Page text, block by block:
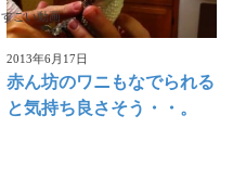
すごい動画
2013年6月17日
赤ん坊のワニもなでられる
と気持ち良さそう・・。